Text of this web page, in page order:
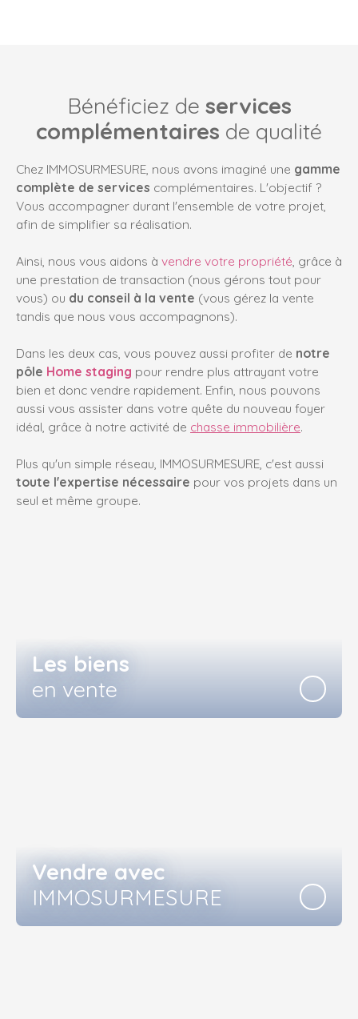
Bénéficiez de services
complémentaires de qualité
Chez IMMOSURMESURE, nous avons imaginé une gamme
complète de services complémentaires. L'objectif ?
Vous accompagner durant l'ensemble de votre projet,
afin de simplifier sa réalisation.
Ainsi, nous vous aidons à vendre votre propriété , grâce à
une prestation de transaction (nous gérons tout pour
vous) ou du conseil à la vente (vous gérez la vente
tandis que nous vous accompagnons).
Dans les deux cas, vous pouvez aussi profiter de notre
pôle Home staging pour rendre plus attrayant votre
bien et donc vendre rapidement. Enfin, nous pouvons
aussi vous assister dans votre quête du nouveau foyer
idéal, grâce à notre activité de chasse immobilière.
Plus qu'un simple réseau, IMMOSURMESURE, c'est aussi
toute l'expertise nécessaire pour vos projets dans un
seul et même groupe.
Les biens
en vente
Vendre avec
IMMOSURMESURE